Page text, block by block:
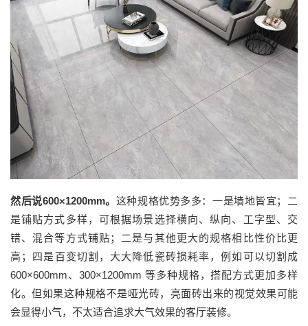
然后说600×1200mm。 这种规格优势多多：一是墙地皆宜；二
是铺贴方式多样，可根据场景选择横向、纵向、工字型、交
错、混合等方式铺贴；二是与其他更大的规格相比性价比更
高 ；四是百变切割，大大降低瓷砖损耗率，例如可以切割成
600×600mm、300×1200mm 等多种规格，搭配方式更加多样
化。但如果这种规格不是哑光砖，亮面砖出来的视觉效果可能
会显得小气，不太适合追求大气效果的客厅装修。